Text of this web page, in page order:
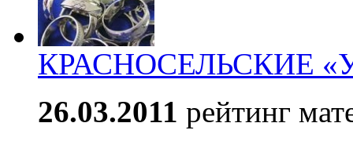
КРАСНОСЕЛЬСКИЕ
26.03.2011 рейтинг